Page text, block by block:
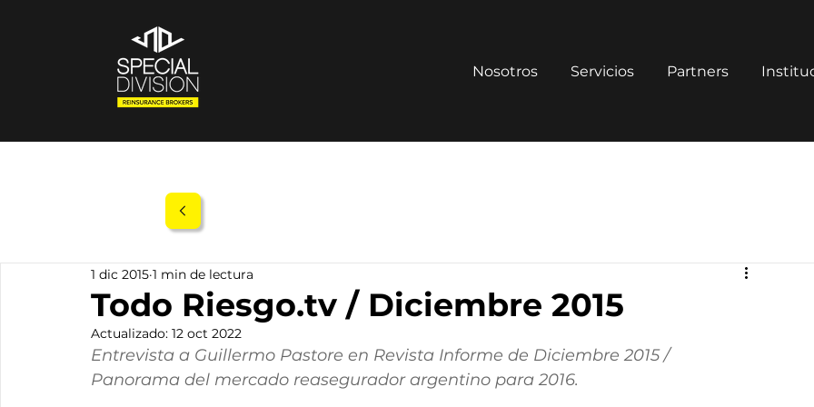
Nosotros Servicios Partners
Todo Riesgo.tv / Diciembre 2015
1 dic 2015 1 min de lectura
Actualizado: 12 oct 2022
Entrevista a Guillermo Pastore en Revista Informe de Diciembre 2015 /
Panorama del mercado reasegurador argentino para 2016.